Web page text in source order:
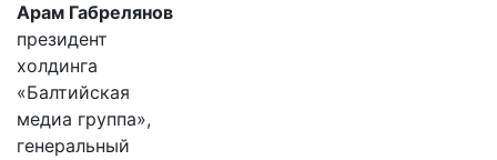
Арам Габрелянов
президент
холдинга
«Балтийская
медиа группа»,
генеральный